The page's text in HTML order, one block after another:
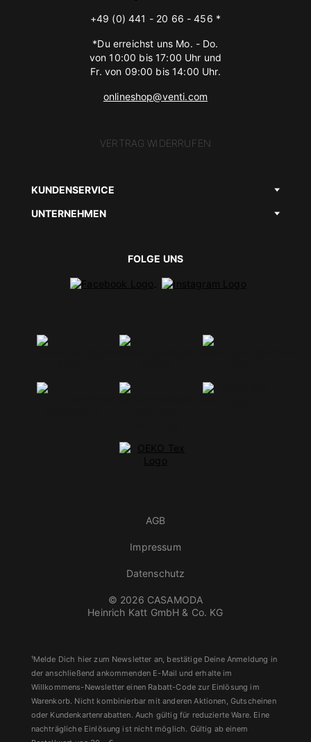
+49 (0) 441 - 20 66 - 456 *
*Du erreichst uns Mo. - Do.
von 10:00 bis 17:00 Uhr und
Fr. von 09:00 bis 14:00 Uhr.
onlineshop@venti.com
VERTRAG WIDERRUFEN
KUNDENSERVICE
UNTERNEHMEN
FOLGE UNS
© 2026 CASAMODA
Heinrich Katt GmbH & Co. KG
AGB
Impressum
Datenschutz
¹Melde Dich hier zum Newsletter an, bestätige Deine Anmeldung in
der anschließend ankommenden E-Mail und erhalte im
Willkommens-Newsletter einen Rabatt-Code zur Einlösung im
Warenkorb. Nicht kombinierbar mit anderen Aktionen, Gutscheinen
oder Kundenkartenrabatten. Auch gültig für reduzierte Ware. Eine
nachträgliche Einlösung ist nicht möglich. Gültig ab einem